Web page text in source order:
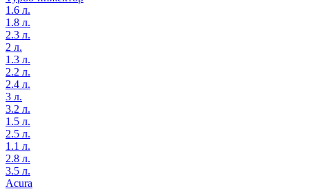
1.6 л.
1.8 л.
2.3 л.
2 л.
1.3 л.
2.2 л.
2.4 л.
3 л.
3.2 л.
1.5 л.
2.5 л.
1.1 л.
2.8 л.
3.5 л.
Acura